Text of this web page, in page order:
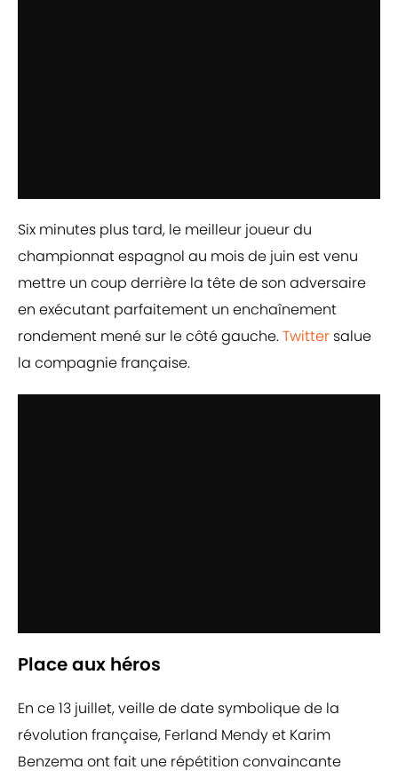
Six minutes plus tard, le meilleur joueur du
championnat espagnol au mois de juin est venu
mettre un coup derrière la tête de son adversaire
en exécutant parfaitement un enchaînement
rondement mené sur le côté gauche.Twitter salue
la compagnie française.
Place aux héros
En ce 13 juillet, veille de date symbolique de la
révolution française, Ferland Mendy et Karim
Benzema ont fait une répétition convaincante